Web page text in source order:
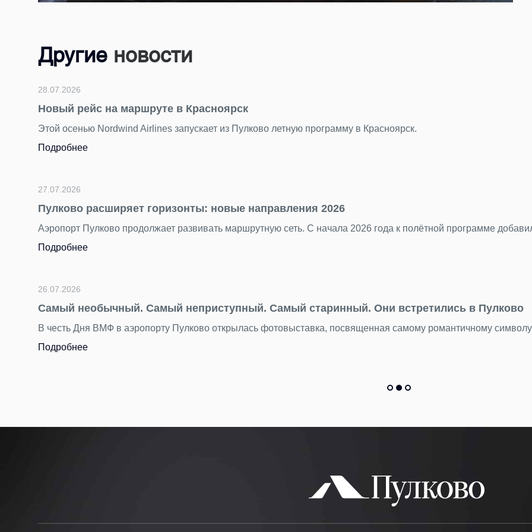
Другие новости
рейс на маршруте в Красноярск
осенью Nordwind Airlines запускает из Пулково летную программу в Красноярск.
расширяет горизонты: новые направления 2026
Пулково продолжает развивать маршрутную сеть. С начала 2026 года к полётной программе добавились
необычный. Самый неприступный. Самый старинный. Они встретились в Пулково
честь Дня ВМФ в аэропорту Пулково открылась фотовыставка, посвященная самому романтичному символу